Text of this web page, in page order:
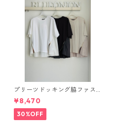
プリーツドッキング脇ファス
ナーpullover 613983 uncarn
et 2604-017
¥8,470
30%OFF